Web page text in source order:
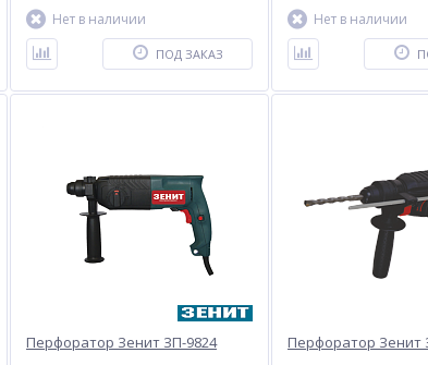
Нет в наличии
ПОД ЗАКАЗ
Нет в наличии
Перфоратор Зенит ЗП-9824 Перфоратор Зенит